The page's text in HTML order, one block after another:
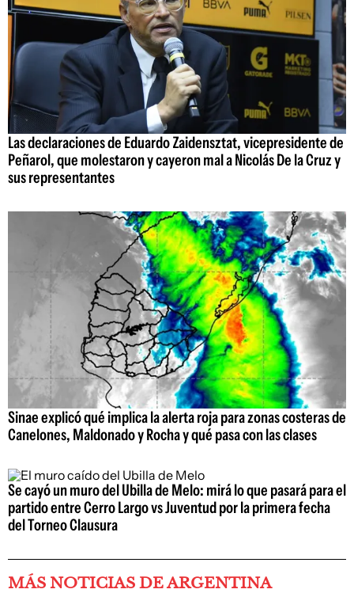
Las declaraciones de Eduardo Zaidensztat, vicepresidente de
Peñarol, que molestaron y cayeron mal a Nicolás De la Cruz y
sus representantes
Sinae explicó qué implica la alerta roja para zonas costeras de
Canelones, Maldonado y Rocha y qué pasa con las clases
Se cayó un muro del Ubilla de Melo: mirá lo que pasará para el
partido entre Cerro Largo vs Juventud por la primera fecha
del Torneo Clausura
MÁS NOTICIAS DE ARGENTINA